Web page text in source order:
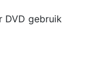
DVD gebruik